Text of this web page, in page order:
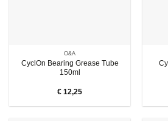
O&A
CyclOn Bearing Grease Tube
150ml
€ 12,25